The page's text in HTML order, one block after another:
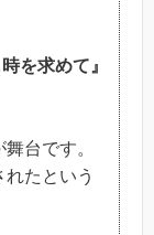
を求めて』
台です。
たという